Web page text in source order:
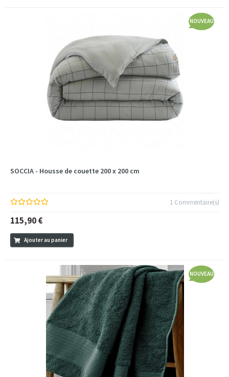
NOUVEAU
SOCCIA - Housse de couette 200 x 200 cm
1 Commentaire(s)
115,90 €
Ajouter au panier
NOUVEAU